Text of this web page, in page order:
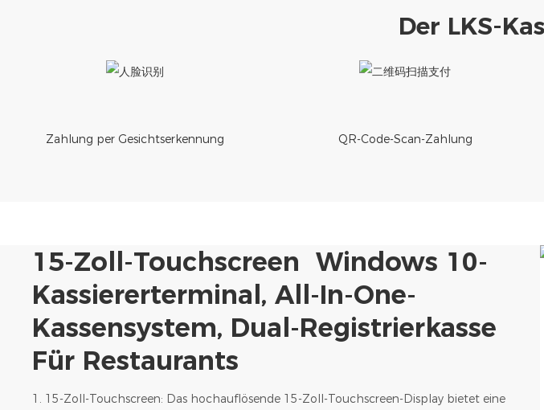
Der LKS-
Zahlung per Gesichtserkennung QR-Code-Scan-Zahlung
15-Zoll-Touchscreen Windows 10-
Kassiererterminal, All-In-One-
Kassensystem, Dual-Registrierkasse
Für Restaurants
1. 15-Zoll-Touchscreen: Das hochauflösende 15-Zoll-Touchscreen-Display bietet eine